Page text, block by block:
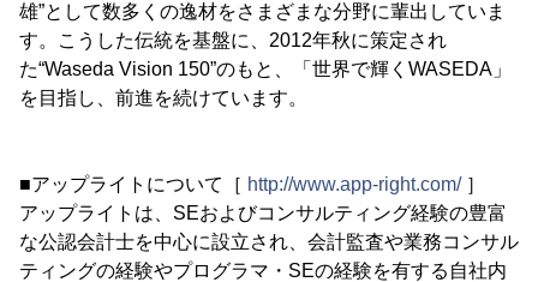
雄”として数多くの逸材をさまざまな分野に輩出していま
す。こうした伝統を基盤に、2012年秋に策定され
た“Waseda Vision 150”のもと、「世界で輝くWASEDA」
を目指し、前進を続けています。
■アップライトについて［ http://www.app-right.com/］
アップライトは、SEおよびコンサルティング経験の豊富
な公認会計士を中心に設立され、会計監査や業務コンサル
ティングの経験やプログラマ・SEの経験を有する自社内